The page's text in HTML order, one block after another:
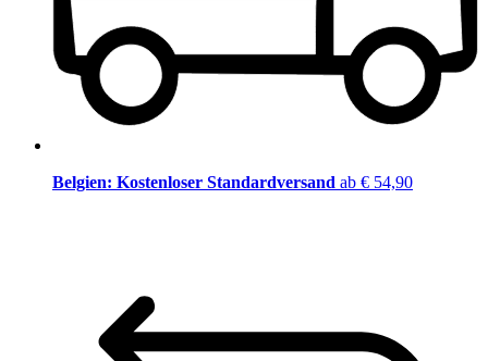
Belgien: Kostenloser Standardversand ab € 54,90